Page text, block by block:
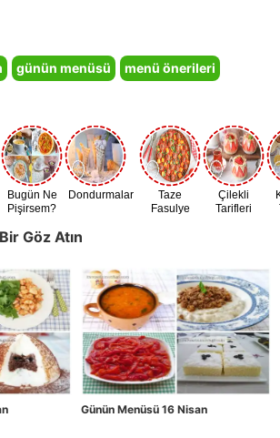
günün menüsü
menü önerileri
Bugün Ne
Pişirsem?
Dondurmalar
Taze
Fasulye
Çilekli
Tarifleri
Göz Atın
Günün Menüsü 16 Nisan